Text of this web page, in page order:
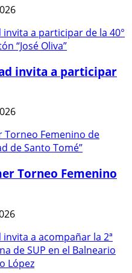
invita a participar
Torneo Femenino